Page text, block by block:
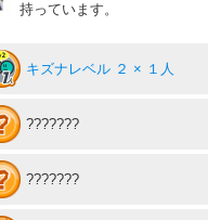
持っています。
キズナレベル ２ × １人
???????
???????